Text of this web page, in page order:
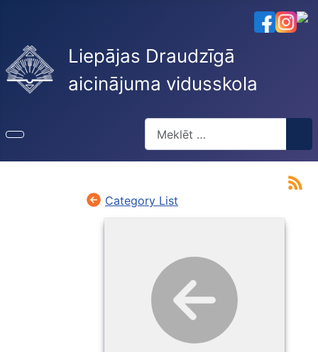
Liepājas Draudzīgā
aicinājuma vidusskola
Type 2 or more characters for
Category List